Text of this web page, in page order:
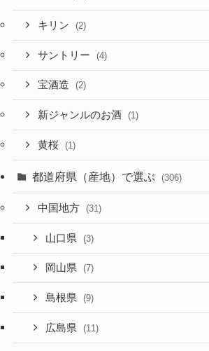
キリン (2)
サントリー (4)
宝酒造 (2)
新ジャンルのお酒 (1)
黄桜 (1)
都道府県（産地）で選ぶ (306)
中国地方 (31)
山口県 (3)
岡山県 (7)
島根県 (9)
広島県 (11)